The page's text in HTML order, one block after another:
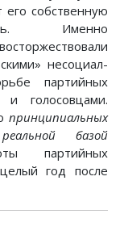
собственную
Именно
несоциал-
партийных
голосовцами.
принципиальных
реальной базой
партийных
год после